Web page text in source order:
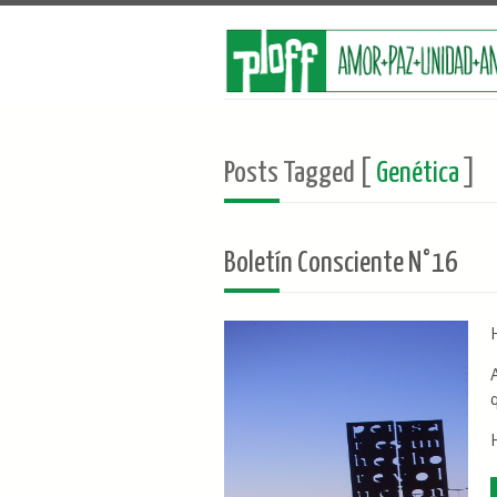
Posts Tagged [ Genética
Boletín Consciente N°16